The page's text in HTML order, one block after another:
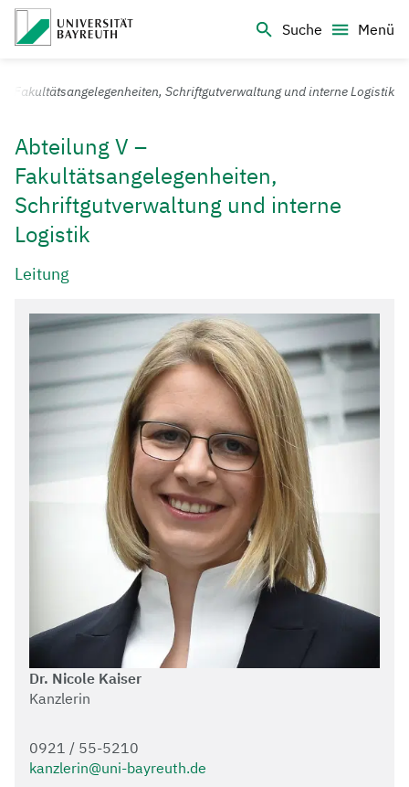
Suche
Menü
Universität Bayreuth – Deine Top-Campus-Uni
Fakultätsangelegenheiten, Schriftgutverwaltung und interne Logistik
Abteilung V –
Fakultätsangelegenheiten,
Schriftgutverwaltung und interne
Logistik
Leitung
Dr. Nicole Kaiser
Kanzlerin
0921 / 55-5210
kanzlerin@uni-bayreuth.de